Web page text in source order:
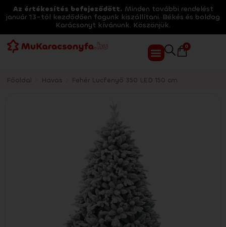
Az értékesítés befejeződött. Minden további rendelést
január 13-tól kezdődően fogunk kiszállítani. Békés és boldog
Karácsonyt kívánunk. Köszönjük.
0
Főoldal Havas Fehér Lucfenyő 350 LED 150 cm